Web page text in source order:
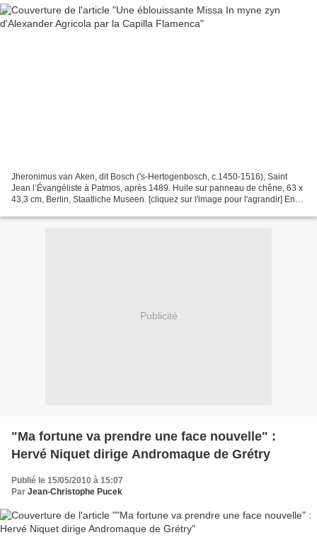
Jheronimus van Aken, dit Bosch ('s-Hertogenbosch, c.1450-1516), Saint
Jean l’Évangéliste à Patmos, après 1489. Huile sur panneau de chêne, 63 x
43,3 cm, Berlin, Staatliche Museen. [cliquez sur l'image pour l'agrandir] En
Publicité
"Ma fortune va prendre une face nouvelle" :
Hervé Niquet dirige Andromaque de Grétry
Publié le 15/05/2010 à 15:07
Par Jean-Christophe Pucek